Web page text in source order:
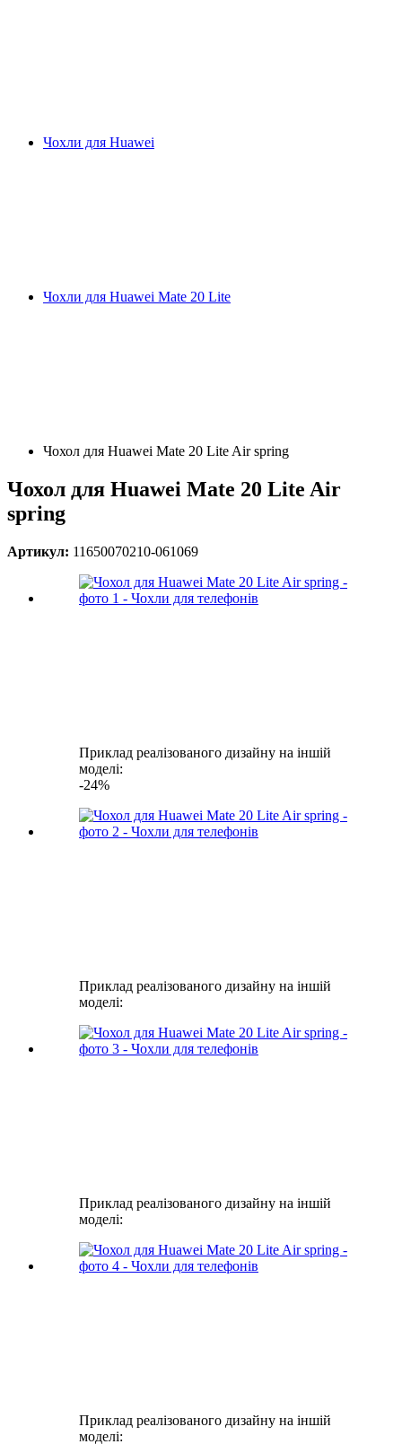
Чохли для Huawei
Чохли для Huawei Mate 20 Lite
Чохол для Huawei Mate 20 Lite Air spring
Чохол для Huawei Mate 20 Lite Air
spring
Артикул: 11650070210-061069
Приклад реалізованого дизайну на іншій
моделі:
-24%
Приклад реалізованого дизайну на іншій
моделі:
Приклад реалізованого дизайну на іншій
моделі:
Приклад реалізованого дизайну на іншій
моделі: